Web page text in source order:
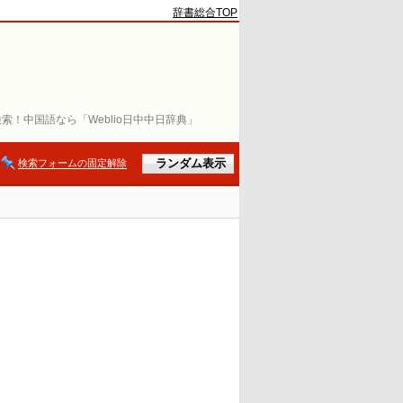
！中国語なら「Weblio日中中日辞典」
辞書総合TOP
検索フォームの固定解除